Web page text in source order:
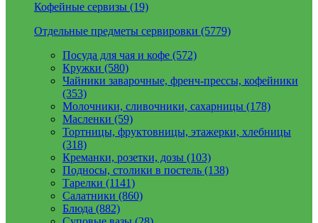
Кофейные сервизы (19)
Отдельные предметы сервировки (5779)
Посуда для чая и кофе (572)
Кружки (580)
Чайники заварочные, френч-прессы, кофейники
(353)
Молочники, сливочники, сахарницы (178)
Масленки (59)
Тортницы, фруктовницы, этажерки, хлебницы
(318)
Креманки, розетки, дозы (103)
Подносы, столики в постель (138)
Тарелки (1141)
Салатники (860)
Блюда (882)